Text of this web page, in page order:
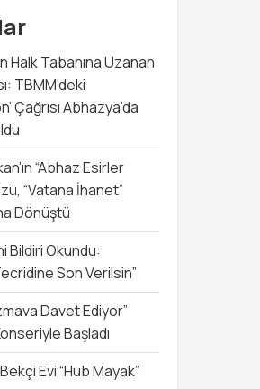
Halk Tabanına Uzanan
TBMM’deki
Çağrısı Abhazya’da
“Abhaz Esirler
“Vatana İhanet”
Dönüştü
Bildiri Okundu:
Son Verilsin”
Davet Ediyor”
Başladı
Evi “Hub Mayak”